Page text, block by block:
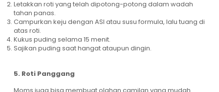
Letakkan roti yang telah dipotong-potong dalam wadah
tahan panas.
Campurkan keju dengan ASI atau susu formula, lalu tuang di
atas roti.
Kukus puding selama 15 menit.
Sajikan puding saat hangat ataupun dingin.
5. Roti Panggang